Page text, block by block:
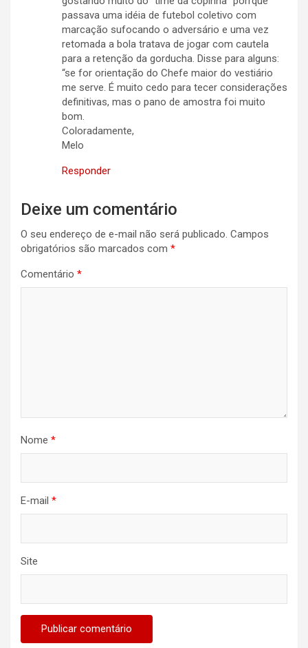
passava uma idéia de futebol coletivo com
marcação sufocando o adversário e uma vez
retomada a bola tratava de jogar com cautela
para a retenção da gorducha. Disse para alguns:
“se for orientação do Chefe maior do vestiário
me serve. É muito cedo para tecer considerações
definitivas, mas o pano de amostra foi muito
bom.
Coloradamente,
Melo
Responder
Deixe um comentário
O seu endereço de e-mail não será publicado. Campos
obrigatórios são marcados com *
Comentário *
Nome *
E-mail *
Site